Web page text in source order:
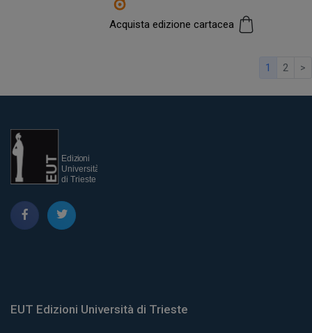
Acquista edizione cartacea
1 2 >
EUT Edizioni Università di Trieste